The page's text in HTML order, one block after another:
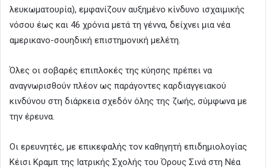
λευκωματουρία), εμφανίζουν αυξημένο κίνδυνο ισχαιμικής
νόσου έως και 46 χρόνια μετά τη γέννα, δείχνει μια νέα
αμερικανο-σουηδική επιστημονική μελέτη.
Όλες οι σοβαρές επιπλοκές της κύησης πρέπει να
αναγνωρισθούν πλέον ως παράγοντες καρδιαγγειακού
κινδύνου στη διάρκεια σχεδόν όλης της ζωής, σύμφωνα με
την έρευνα.
Οι ερευνητές, με επικεφαλής τον καθηγητή επιδημιολογίας
Κέισι Κραμπ της Ιατρικής Σχολής του Όρους Σινά στη Νέα